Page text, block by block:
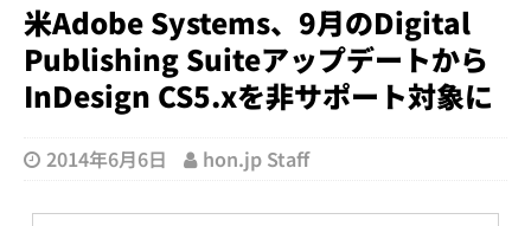
米Adobe Systems、9月のDigital
Publishing Suiteアップデートから
InDesign CS5.xを非サポート対象に
2014年6月6日 hon.jp Staff